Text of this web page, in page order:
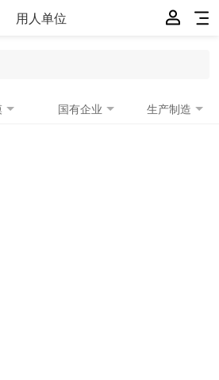
用人单位
国有企业 生产制造